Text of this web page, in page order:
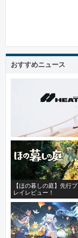
おすすめニュース
【ほの暮しの庭】先行プ
レイレビュー！